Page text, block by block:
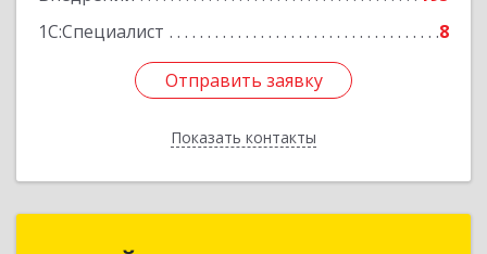
1С:Специалист
8
Отправить заявку
Показать контакты
Отправить заявку
Назад